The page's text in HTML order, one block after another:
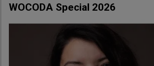
WOCODA Special 2026